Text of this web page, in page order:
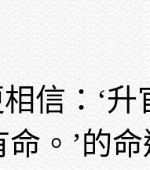
信：‘
命。’的